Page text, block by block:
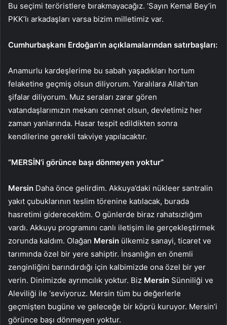
Bu seçimi teröristlere bırakmayacağız. ‘Sayın Kemal Bey’in
PKK’lı arkadaşları varsa bizim milletimiz var.
Cumhurbaşkanı Erdoğan’ın açıklamalarından satırbaşları:
Anamurlu kardeşlerime bu sabah yaşadıkları hortum
felaketine geçmiş olsun diliyorum. Yaralılara Allah’tan
şifalar diliyorum. Muz seraları zarar gören
vatandaşlarımızın mekanı cennet olsun, devletimiz her
zaman yanlarında. Hasar tespit edildikten sonra
kendilerine gerekli takviye yapılacaktır.
“MERSİN’i görünce başı dönmeyen yoktur”
Mersin Daha önce gelirdim. Akkuya’daki nükleer santralin
yakıt çubuklarının teslim törenine katılacak, burada
hasretimi giderecektim. O günlerde biraz rahatsızlığım
vardı. Akkuyu programını canlı iletişim ile gerçekleştirmek
zorunda kaldım. Olağan Mersin ülkemiz sanayi, ticaret ve
tarımında özel bir yere sahiptir. İnsanlığın en önemli
zenginliğini barındırdığı için kalbimizde ona özel bir yer
verin. Dinimizde ayrımcılık yoktur. Biz Mersin Sünniliği ve
Aleviliği ile ‘seviyoruz. Mersin tüm bu değerlerle
geçmişten bugüne ve geleceğe bir köprü kuruyor. Mersin’i
görünce başı dönmeyen yoktur.